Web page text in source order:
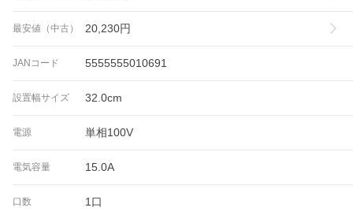
最安値（中古） 20,230円
JANコード 5555555010691
設置幅サイズ 32.0cm
電源 単相100V
電気容量 15.0A
口数 1口